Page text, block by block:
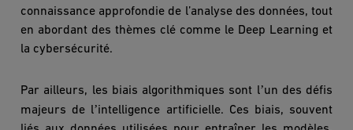
connaissance approfondie de l’analyse des données, tout
en abordant des thèmes clé comme le Deep Learning et
la cybersécurité.
Par ailleurs, les biais algorithmiques sont l’un des défis
majeurs de l’intelligence artificielle. Ces biais, souvent